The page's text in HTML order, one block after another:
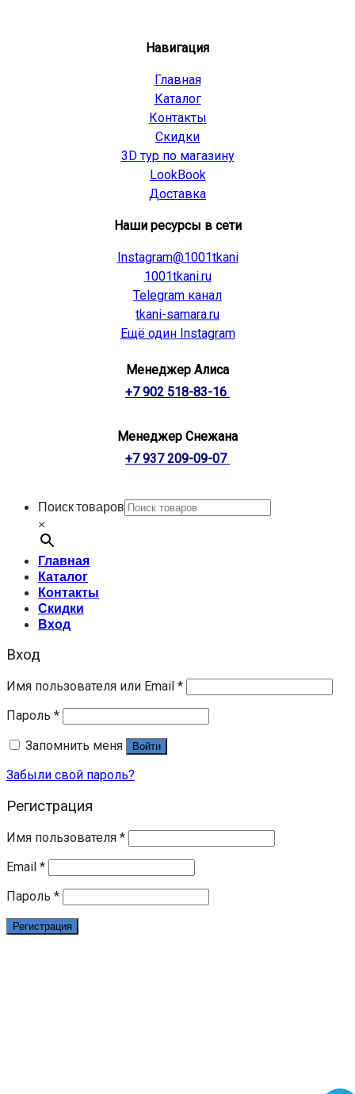
Навигация
Главная
Каталог
Контакты
Скидки
3D тур по магазину
LookBook
Доставка
Наши ресурсы в сети
Instagram@1001tkani
1001tkani.ru
Telegram канал
tkani-samara.ru
Ещё один Instagram
Менеджер Алиса
+7 902 518-83-16
Менеджер Снежана
+7 937 209-09-07
Поиск товаров
×
Главная
Каталог
Контакты
Скидки
Вход
Вход
Имя пользователя или Email *
Пароль *
Запомнить меня
Войти
Забыли свой пароль?
Регистрация
Имя пользователя *
Email *
Пароль *
Регистрация